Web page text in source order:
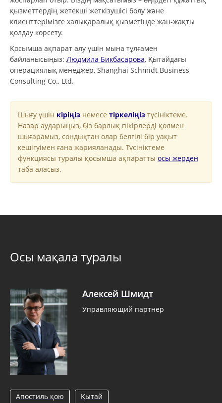
қызметтердің жетекші жеткізушісі болу және
клиенттерімізге халықаралық қызметінде жан-жақты
қолдау көрсету.
Қосымша ақпарат алу үшін мына тұлғамен
байланысыңыз: Людмила Бикбасарова, Қытайдағы
операциялық менеджер, Shanghai Schmidt Business
Consulting Co., Ltd.
Шығу үшін кіріңіз немесе тіркеліңіз түсініктеме.
Назар аударыңыз, біз барлық пікірлерді қолмен
шығарамыз, сондықтан олар белгілі бір уақыт
кешігуімен ғана жарияланады. Түсініктеме
функциясы туралы қосымша ақпаратты осы жерден
таба аласыз.
Осы мақала туралы
Алексей Шмидт
Управляющий партнер
Апостиль қою Қытай